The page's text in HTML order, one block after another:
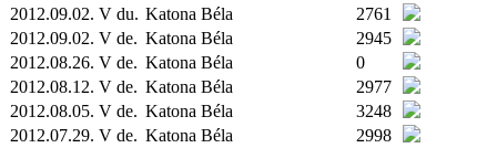
2012.09.02. V du. Katona Béla
2761
2012.09.02. V de. Katona Béla
2945
2012.08.26. V de. Katona Béla
0
2012.08.12. V de. Katona Béla
2977
2012.08.05. V de. Katona Béla
3248
2012.07.29. V de. Katona Béla
2998